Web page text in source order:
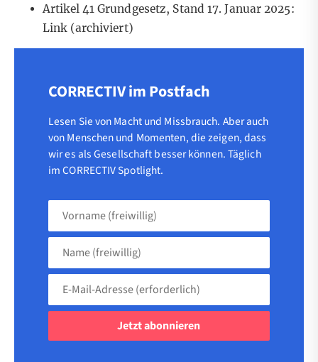
Artikel 41 Grundgesetz, Stand 17. Januar 2025:
Link(archiviert)
CORRECTIV im Postfach
Lesen Sie von Macht und Missbrauch. Aber auch
von Menschen und Momenten, die zeigen, dass
wir es als Gesellschaft besser können. Täglich
im CORRECTIV Spotlight.
Vorname
Name
(freiwillig)
Adresse